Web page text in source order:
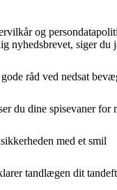
og
nyhedsbrevet, siger
råd ved nedsat
du dine spisevaner for
med et smil
tandlægen dit